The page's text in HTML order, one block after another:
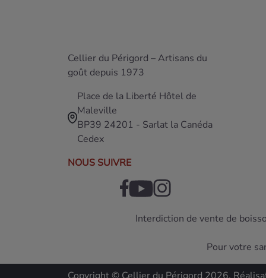
Cellier du Périgord – Artisans du
goût depuis 1973
Place de la Liberté Hôtel de
Maleville
BP39 24201 - Sarlat la Canéda
Cedex
NOUS SUIVRE
Interdiction de vente de
Pour votre